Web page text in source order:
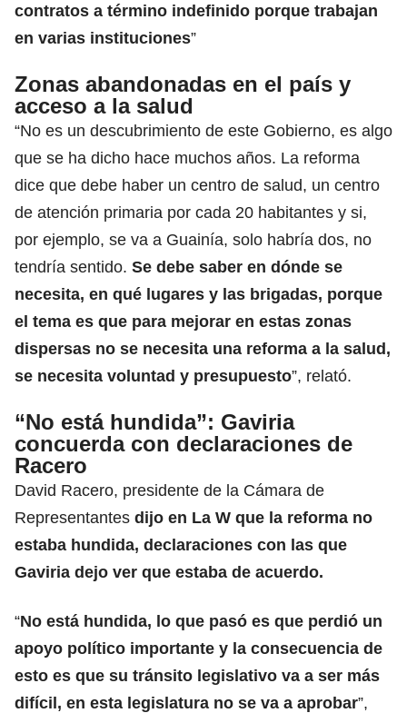
contratos a término indefinido porque trabajan
en varias instituciones”
Zonas abandonadas en el país y
acceso a la salud
“No es un descubrimiento de este Gobierno, es algo
que se ha dicho hace muchos años. La reforma
dice que debe haber un centro de salud, un centro
de atención primaria por cada 20 habitantes y si,
por ejemplo, se va a Guainía, solo habría dos, no
tendría sentido. Se debe saber en dónde se
necesita, en qué lugares y las brigadas, porque
el tema es que para mejorar en estas zonas
dispersas no se necesita una reforma a la salud,
se necesita voluntad y presupuesto”, relató.
“No está hundida”: Gaviria
concuerda con declaraciones de
Racero
David Racero, presidente de la Cámara de
Representantes dijo en La W que la reforma no
estaba hundida, declaraciones con las que
Gaviria dejo ver que estaba de acuerdo.
“No está hundida, lo que pasó es que perdió un
apoyo político importante y la consecuencia de
esto es que su tránsito legislativo va a ser más
difícil, en esta legislatura no se va a aprobar”,